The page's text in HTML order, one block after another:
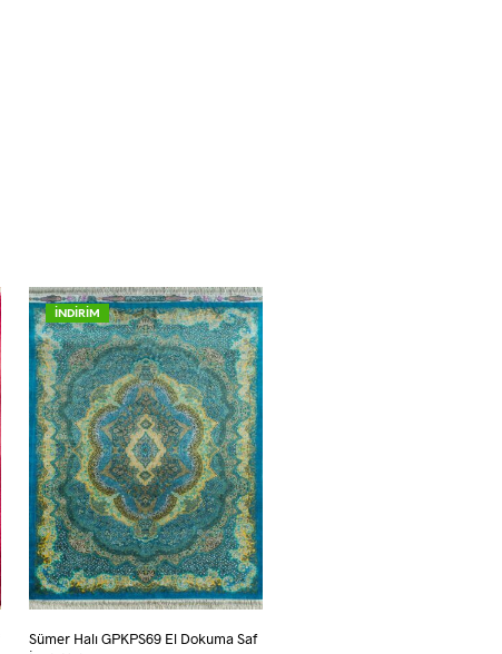
İNDİRİM
Sümer Halı GPKPS69 El Dokuma Saf